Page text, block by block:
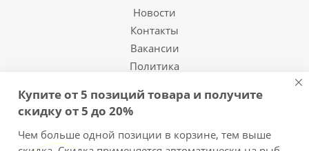
Новости
Контакты
Вакансии
Политика
Помощь покупателю
Как купить
Купите от 5 позиций товара и получите
скидку от 5 до 20%
Чем больше одной позиции в корзине, тем выше